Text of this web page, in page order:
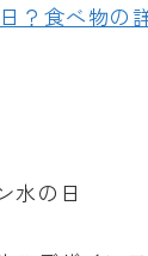
？食べ物の
水の日